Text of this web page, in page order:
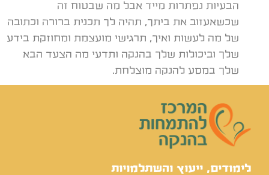
הבעיות נפתרות מייד אבל מה שבטוח זה
שכשאעזוב את ביתך, תהיה לך תכנית ברורה וכתובה
של מה לעשות ואיך, תרגישי מועצמת ומחוזקת בידע
שלך וביכולות שלך בהנקה ותדעי מה הצעד הבא
שלך במסע להנקה מוצלחת.
לימודים, ייעוץ והשתלמויות